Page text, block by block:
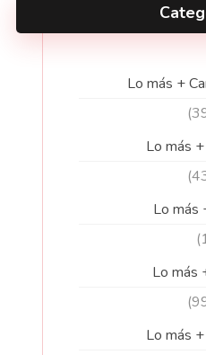
Lo más +
Lo más
Lo más
Lo más
Lo más